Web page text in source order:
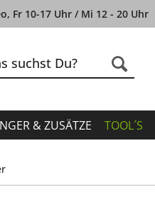
Fr 10-17 Uhr / Mi 12 - 20 Uhr
& ZUSÄTZE TOOL´S